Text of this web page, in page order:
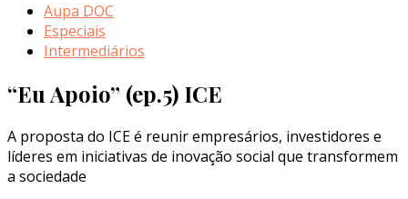
Aupa DOC
Especiais
Intermediários
“Eu Apoio” (ep.5) ICE
A proposta do ICE é reunir empresários, investidores e
líderes em iniciativas de inovação social que transformem
a sociedade